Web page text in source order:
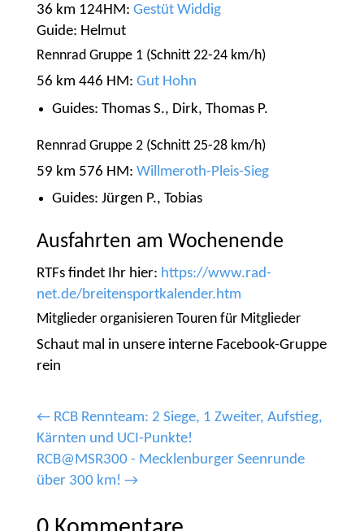
36 km 124HM: Gestüt Widdig
Guide: Helmut
Rennrad Gruppe 1 (Schnitt 22-24 km/h)
56 km 446 HM: Gut Hohn
Guides: Thomas S., Dirk, Thomas P.
Rennrad Gruppe 2 (Schnitt 25-28 km/h)
59 km 576 HM: Willmeroth-Pleis-Sieg
Guides: Jürgen P., Tobias
Ausfahrten am Wochenende
RTFs findet Ihr hier: https://www.rad-
net.de/breitensportkalender.htm
Mitglieder organisieren Touren für Mitglieder
Schaut mal in unsere interne Facebook-Gruppe
rein
← RCB Rennteam: 2 Siege, 1 Zweiter, Aufstieg,
Kärnten und UCI-Punkte!
RCB@MSR300 - Mecklenburger Seenrunde
über 300 km! →